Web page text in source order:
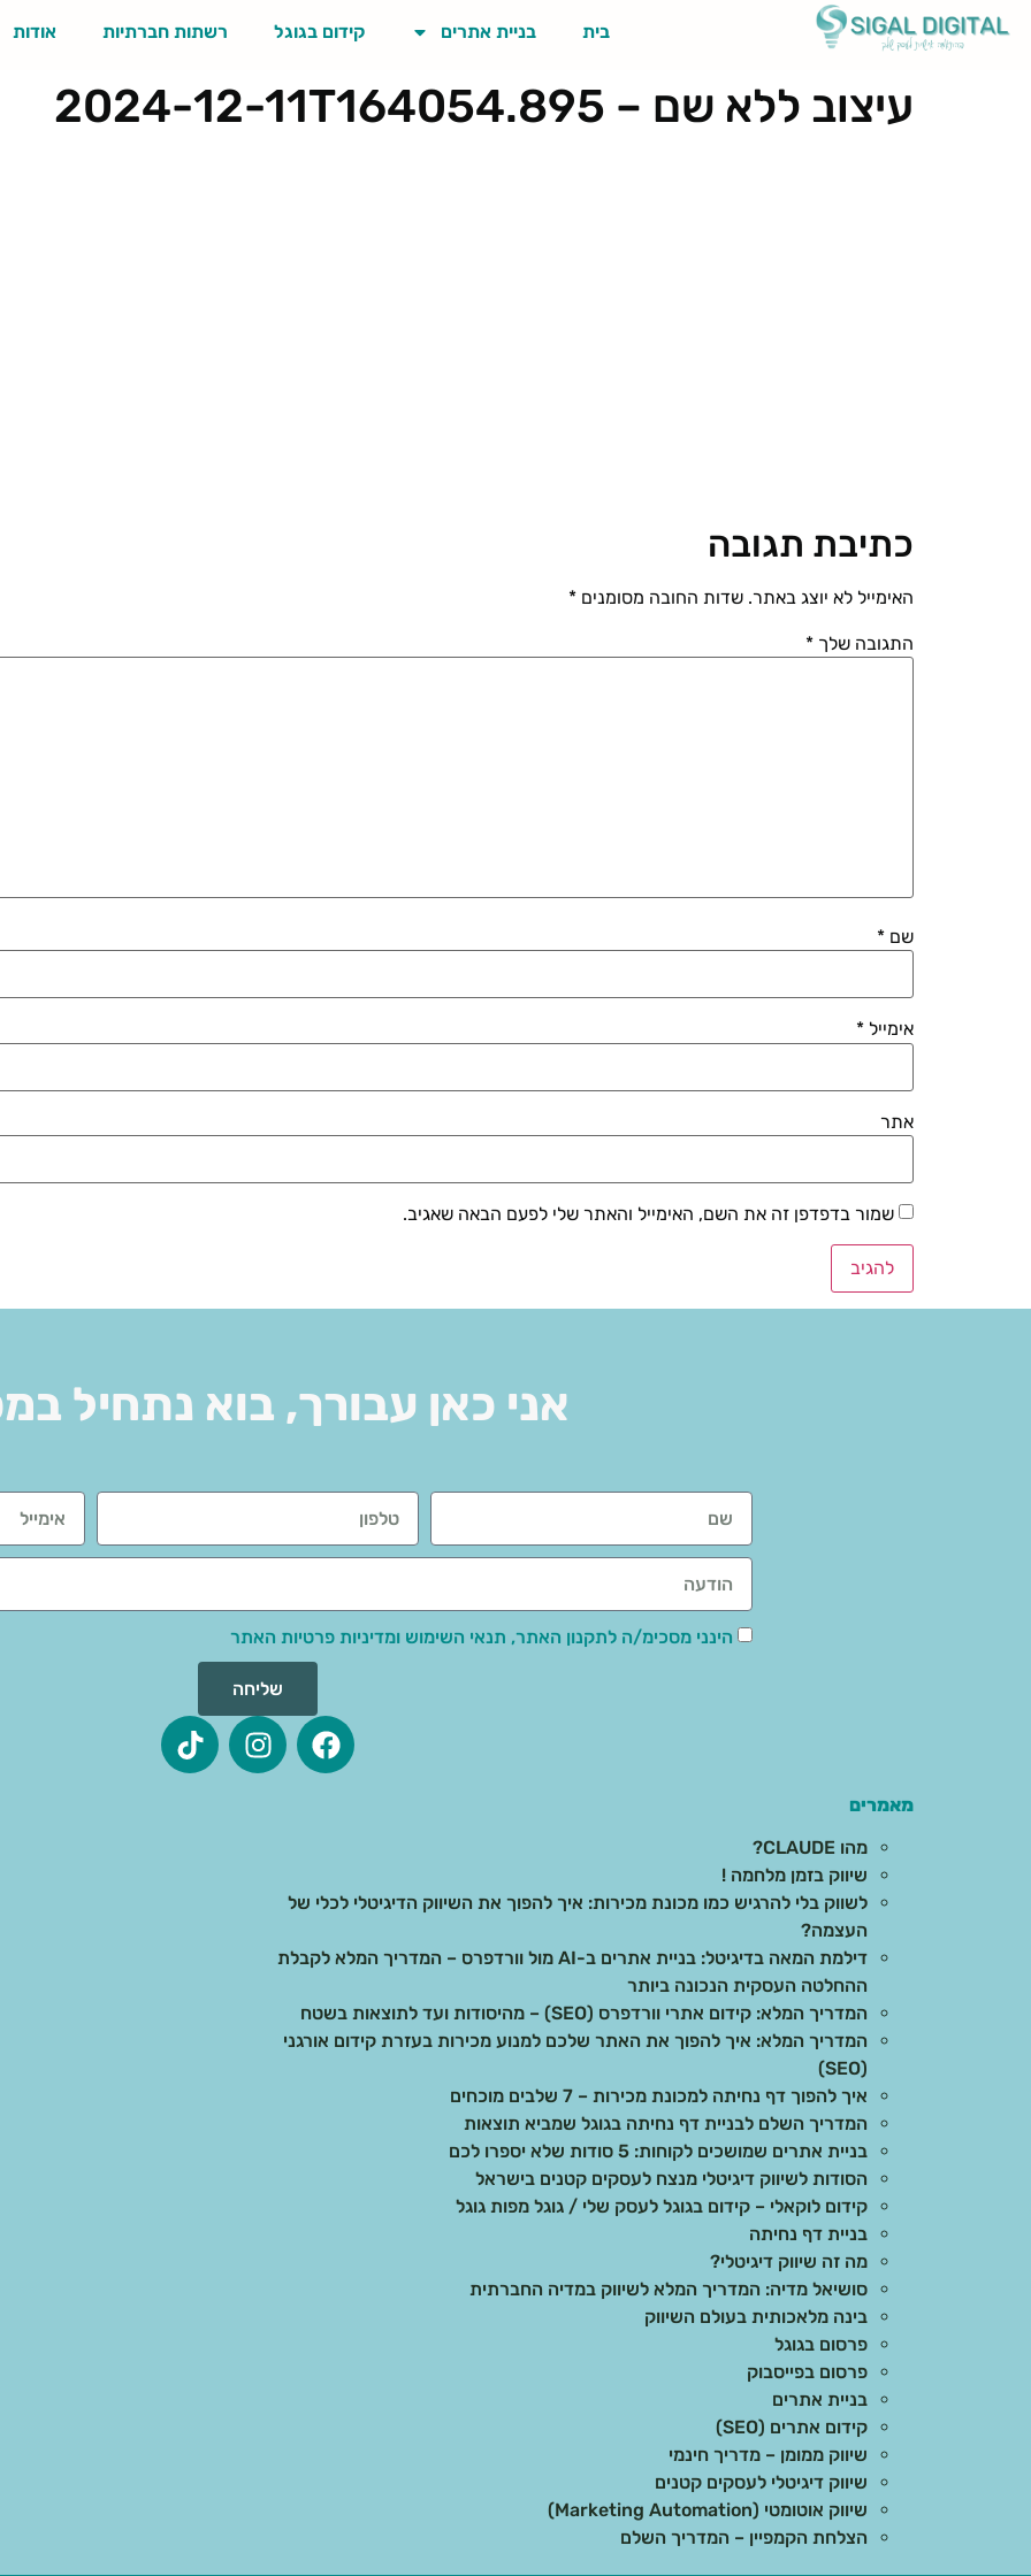
בית בניית אתרים קידום בגוגל רשתות חברתיות אודות
עיצוב ללא שם – 2024-12-11T164054.895
כתיבת תגובה
האימייל לא יוצג באתר. שדות החובה מסומנים *
התגובה שלך *
שם *
אימייל *
אתר
שמור בדפדפן זה את השם, האימייל והאתר שלי לפעם הבאה שאגיב.
אני כאן עבורך, בוא נתחיל
הינני מסכימ/ה לתקנון האתר, תנאי השימוש ומדיניות פרטיות האתר
שליחה
מאמרים
מהו CLAUDE?
שיווק בזמן מלחמה !
לשווק בלי להרגיש כמו מכונת מכירות: איך להפוך את השיווק הדיגיטלי לכלי של
העצמה?
דילמת המאה בדיגיטל: בניית אתרים ב-AI מול וורדפרס – המדריך המלא לקבלת
ההחלטה העסקית הנכונה ביותר
המדריך המלא: קידום אתרי וורדפרס (SEO) – מהיסודות ועד לתוצאות בשטח
המדריך המלא: איך להפוך את האתר שלכם למנוע מכירות בעזרת קידום אורגני
(SEO)
איך להפוך דף נחיתה למכונת מכירות – 7 שלבים מוכחים
המדריך השלם לבניית דף נחיתה בגוגל שמביא תוצאות
בניית אתרים שמושכים לקוחות: 5 סודות שלא יספרו לכם
הסודות לשיווק דיגיטלי מנצח לעסקים קטנים בישראל
קידום לוקאלי – קידום בגוגל לעסק שלי / גוגל מפות גוגל
בניית דף נחיתה
מה זה שיווק דיגיטלי?
סושיאל מדיה: המדריך המלא לשיווק במדיה החברתית
בינה מלאכותית בעולם השיווק
פרסום בגוגל
פרסום בפייסבוק
בניית אתרים
קידום אתרים (SEO)
שיווק ממומן – מדריך חינמי
שיווק דיגיטלי לעסקים קטנים
שיווק אוטומטי (Marketing Automation)
הצלחת הקמפיין – המדריך השלם